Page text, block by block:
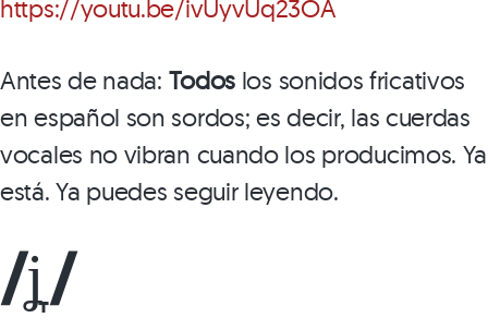
https://youtu.be/ivUyvUq23OA
Antes de nada: Todos los sonidos fricativos
en español son sordos; es decir, las cuerdas
vocales no vibran cuando los producimos. Ya
está. Ya puedes seguir leyendo.
/ʝ̞ /